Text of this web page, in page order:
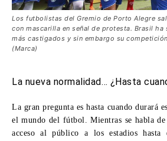
Los futbolistas del Gremio de Porto Alegre
con mascarilla en señal de protesta. Brasil ha
más castigados y sin embargo su
(Marca)
La nueva normalidad… ¿Hasta
La gran pregunta es hasta cuando durará
el mundo del fútbol. Mientras se habla
acceso al público a los estadios